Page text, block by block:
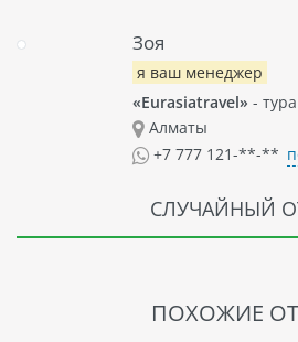
Зоя
я ваш менеджер
«Eurasiatravel» -
Алматы
+7 777 121-**-**
СЛУЧАЙНЫЙ
ПОХОЖИЕ